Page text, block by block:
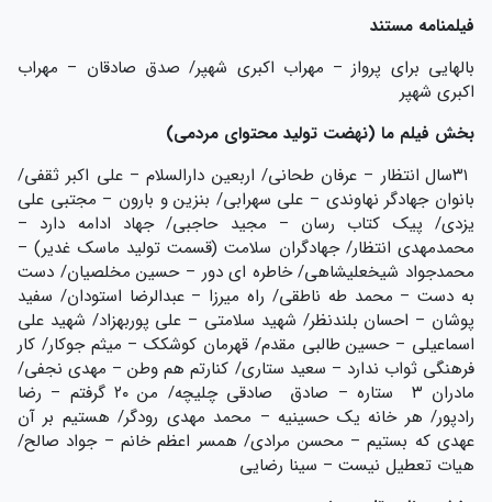
فیلمنامه مستند
بالهایی برای پرواز – مهراب اکبری شهپر/ صدق صادقان – مهراب
اکبری شهپر
بخش فیلم ما (نهضت تولید محتوای مردمی)
۳۱سال انتظار – عرفان طحانی/ اربعین دارالسلام – علی اکبر ثقفی/
بانوان جهادگر نهاوندی – علی سهرابی/ بنزین و بارون – مجتبی علی
یزدی/ پیک کتاب رسان – مجید حاجبی/ جهاد ادامه دارد –
محمدمهدی انتظار/ جهادگران سلامت (قسمت تولید ماسک غدیر) –
محمدجواد شیخعلیشاهی/ خاطره ای دور – حسین مخلصیان/ دست
به دست – محمد طه ناطقی/ راه میرزا – عبدالرضا استودان/ سفید
پوشان – احسان بلندنظر/ شهید سلامتی – علی پوربهزاد/ شهید علی
اسماعیلی – حسین طالبی مقدم/ قهرمان کوشکک – میثم جوکار/ کار
فرهنگی ثواب ندارد – سعید ستاری/ کنارتم هم وطن – مهدی نجفی/
مادران ۳ ستاره – صادق صادقی چلیچه/ من ۲۰ گرفتم – رضا
رادپور/ هر خانه یک حسینیه – محمد مهدی رودگر/ هستیم بر آن
عهدی که بستیم – محسن مرادی/ همسر اعظم خانم – جواد صالح/
هیات تعطیل نیست – سینا رضایی